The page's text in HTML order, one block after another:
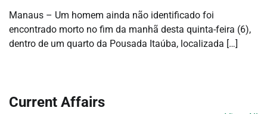
Manaus – Um homem ainda não identificado foi
encontrado morto no fim da manhã desta quinta-feira (6),
dentro de um quarto da Pousada Itaúba, localizada […]
Current Affairs